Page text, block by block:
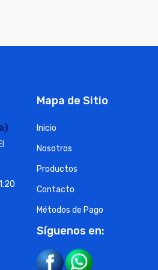
Mapa de Sitio
Inicio
Nosotros
Productos
Contacto
Métodos de Pago
Síguenos en: